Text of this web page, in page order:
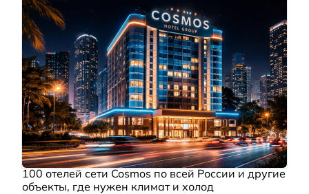
100 отелей сети Cosmos по всей России и другие
объекты, где нужен климат и холод